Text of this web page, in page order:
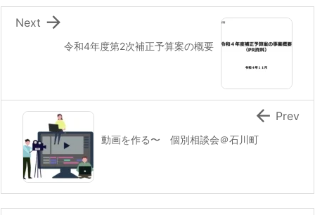
令和4年度第2次補正予算案の概要

Next
動画を作る〜 個別相談会＠石川町
 Prev